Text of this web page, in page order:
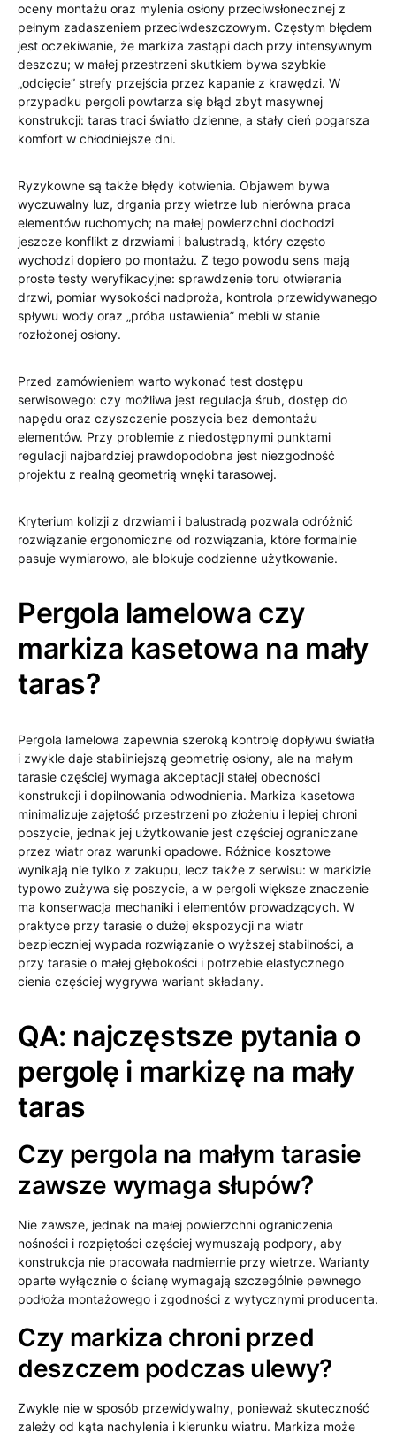
oceny montażu oraz mylenia osłony przeciwsłonecznej z
pełnym zadaszeniem przeciwdeszczowym. Częstym błędem
jest oczekiwanie, że markiza zastąpi dach przy intensywnym
deszczu; w małej przestrzeni skutkiem bywa szybkie
„odcięcie” strefy przejścia przez kapanie z krawędzi. W
przypadku pergoli powtarza się błąd zbyt masywnej
konstrukcji: taras traci światło dzienne, a stały cień pogarsza
komfort w chłodniejsze dni.
Ryzykowne są także błędy kotwienia. Objawem bywa
wyczuwalny luz, drgania przy wietrze lub nierówna praca
elementów ruchomych; na małej powierzchni dochodzi
jeszcze konflikt z drzwiami i balustradą, który często
wychodzi dopiero po montażu. Z tego powodu sens mają
proste testy weryfikacyjne: sprawdzenie toru otwierania
drzwi, pomiar wysokości nadproża, kontrola przewidywanego
spływu wody oraz „próba ustawienia” mebli w stanie
rozłożonej osłony.
Przed zamówieniem warto wykonać test dostępu
serwisowego: czy możliwa jest regulacja śrub, dostęp do
napędu oraz czyszczenie poszycia bez demontażu
elementów. Przy problemie z niedostępnymi punktami
regulacji najbardziej prawdopodobna jest niezgodność
projektu z realną geometrią wnęki tarasowej.
Kryterium kolizji z drzwiami i balustradą pozwala odróżnić
rozwiązanie ergonomiczne od rozwiązania, które formalnie
pasuje wymiarowo, ale blokuje codzienne użytkowanie.
Pergola lamelowa czy
markiza kasetowa na mały
taras?
Pergola lamelowa zapewnia szeroką kontrolę dopływu światła
i zwykle daje stabilniejszą geometrię osłony, ale na małym
tarasie częściej wymaga akceptacji stałej obecności
konstrukcji i dopilnowania odwodnienia. Markiza kasetowa
minimalizuje zajętość przestrzeni po złożeniu i lepiej chroni
poszycie, jednak jej użytkowanie jest częściej ograniczane
przez wiatr oraz warunki opadowe. Różnice kosztowe
wynikają nie tylko z zakupu, lecz także z serwisu: w markizie
typowo zużywa się poszycie, a w pergoli większe znaczenie
ma konserwacja mechaniki i elementów prowadzących. W
praktyce przy tarasie o dużej ekspozycji na wiatr
bezpieczniej wypada rozwiązanie o wyższej stabilności, a
przy tarasie o małej głębokości i potrzebie elastycznego
cienia częściej wygrywa wariant składany.
QA: najczęstsze pytania o
pergolę i markizę na mały
taras
Czy pergola na małym tarasie
zawsze wymaga słupów?
Nie zawsze, jednak na małej powierzchni ograniczenia
nośności i rozpiętości częściej wymuszają podpory, aby
konstrukcja nie pracowała nadmiernie przy wietrze. Warianty
oparte wyłącznie o ścianę wymagają szczególnie pewnego
podłoża montażowego i zgodności z wytycznymi producenta.
Czy markiza chroni przed
deszczem podczas ulewy?
Zwykle nie w sposób przewidywalny, ponieważ skuteczność
zależy od kąta nachylenia i kierunku wiatru. Markiza może